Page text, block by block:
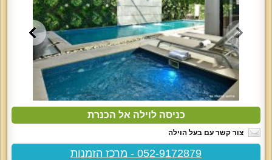
כניסה לוילה אל הכנרת
צור קשר עם בעל הוילה
052-9172879 - מרכז הזמנות